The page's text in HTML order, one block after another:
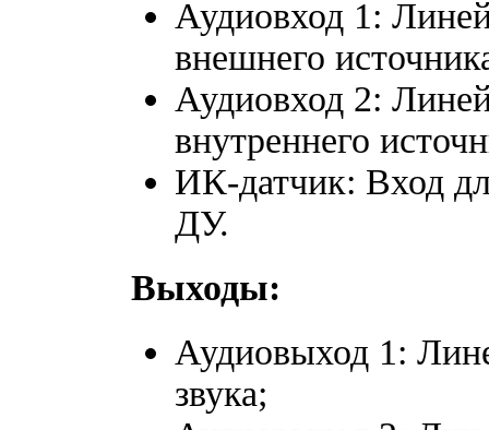
Аудиовход 1:
внешнего
Аудиовход 2:
внутреннего
ИК-датчик: Вход
ДУ.
Выходы:
Аудиовыход 1:
звука;